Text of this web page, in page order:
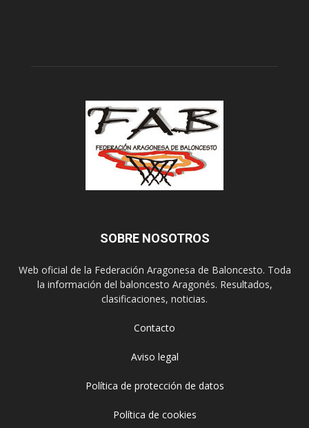
SOBRE NOSOTROS
Web oficial de la Federación Aragonesa de Baloncesto. Toda
la información del baloncesto Aragonés. Resultados,
clasificaciones, noticias.
Contacto
Aviso legal
Política de protección de datos
Política de cookies